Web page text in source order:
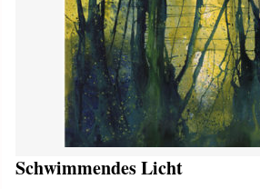
Schwimmendes Licht